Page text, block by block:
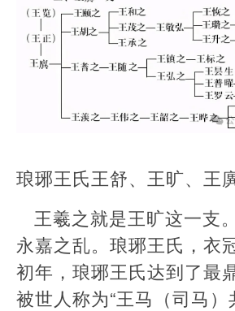
琅琊王氏王舒、王旷、王
王羲之就是王旷这一支
永嘉之乱。琅琊王氏，衣
初年，琅琊王氏达到了最
被世人称为“王马（司马）